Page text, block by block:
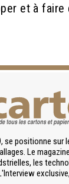
et à
se positionne sur
Le
les